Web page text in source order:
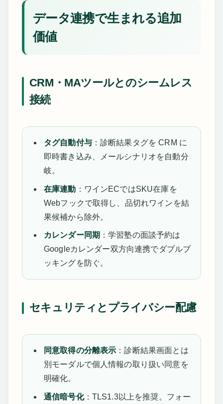
データ連携で生まれる追加
価値
CRM・MAツールとのシームレス
接続
タグ自動付与：診断結果タグを CRM に
即時書き込み、メールシナリオを自動分
岐。
在庫連動 ：ワインECではSKU在庫を
Webフックで取得し、品切れワインを結
果候補から除外。
カレンダー同期 ：学習塾の面談予約は
Googleカレンダー双方向連携でダブルブ
ッキングを防ぐ。
セキュリティとプライバシー配慮
同意取得の分離表示 ：診断結果画面とは
別モーダルで個人情報の取り扱い同意を
明確化。
通信暗号化：TLS1.3以上を推奨。フォー